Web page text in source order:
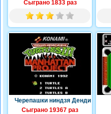
Сыграно 1833 раз
Черепашки ниндзя Денди
Сыграно 19367 раз